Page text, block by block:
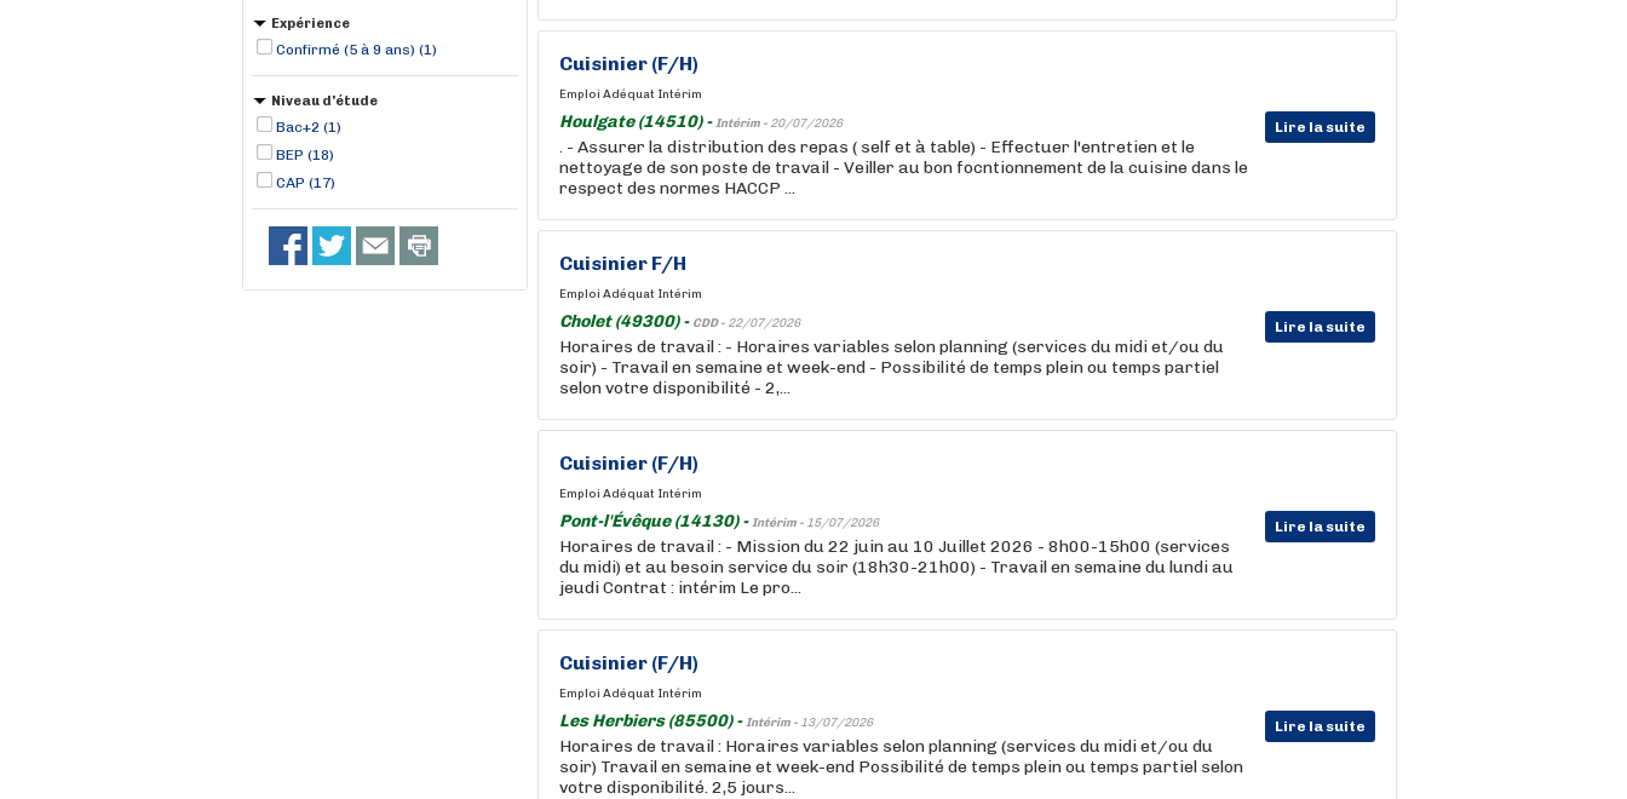
Expérience
Confirmé (5 à 9 ans) (1)
Niveau d'étude
Bac+2 (1)
BEP (18)
CAP (17)
Cuisinier (F/H)
Emploi Adéquat Intérim
Houlgate (14510) -Intérim - 20/07/2026 Lire la suite
. - Assurer la distribution des repas ( self et à table) - Effectuer l'entretien et le
nettoyage de son poste de travail - Veiller au bon focntionnement de la cuisine dans le
respect des normes HACCP ...
Cuisinier F/H
Emploi Adéquat Intérim
Cholet (49300) - CDD - 22/07/2026 Lire la suite
Horaires de travail : - Horaires variables selon planning (services du midi et/ou du
soir) - Travail en semaine et week-end - Possibilité de temps plein ou temps partiel
selon votre disponibilité - 2,...
Cuisinier (F/H)
Emploi Adéquat Intérim
Pont-l'Évêque (14130) -Intérim - 15/07/2026 Lire la suite
Horaires de travail : - Mission du 22 juin au 10 Juillet 2026 - 8h00-15h00 (services
du midi) et au besoin service du soir (18h30-21h00) - Travail en semaine du lundi au
jeudi Contrat : intérim Le pro...
Cuisinier (F/H)
Emploi Adéquat Intérim
Les Herbiers (85500) -Intérim - 13/07/2026 Lire la suite
Horaires de travail : Horaires variables selon planning (services du midi et/ou du
soir) Travail en semaine et week-end Possibilité de temps plein ou temps partiel selon
votre disponibilité. 2,5 jours...